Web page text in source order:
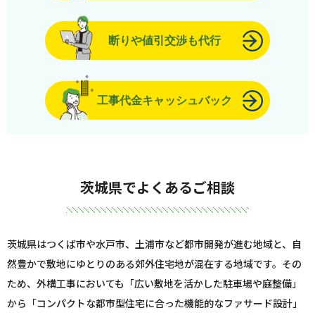
断りや値引交渉も代行
工事代金キャッシュバック
茨城県でよくあるご相談
茨城県はつくば市や水戸市、土浦市など都市開発が進む地域と、自
然豊かで敷地にゆとりのある郊外住宅地が混在する地域です。その
ため、外構工事においても「広い敷地を活かした駐車場や庭整備」
から「コンパクトな都市型住宅に合った機能的なファサード設計」